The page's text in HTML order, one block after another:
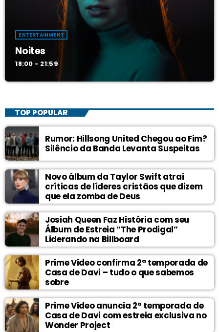
ENTERTAINMENT
Noites
18:00 - 21:59
TOP POPULAR
Rumor: Hillsong United Chegou ao Fim?
Silêncio da Banda Levanta Suspeitas
Novo álbum da Taylor Swift atrai
críticas de líderes cristãos que dizem
que ela zomba de Deus
Josiah Queen Faz História com seu
Álbum de Estreia “The Prodigal”
Liderando na Billboard
Prime Video confirma 2ª temporada de
Casa de Davi – tudo o que sabemos
sobre
Prime Video anuncia 2ª temporada de
Casa de Davi com estreia exclusiva no
Wonder Project